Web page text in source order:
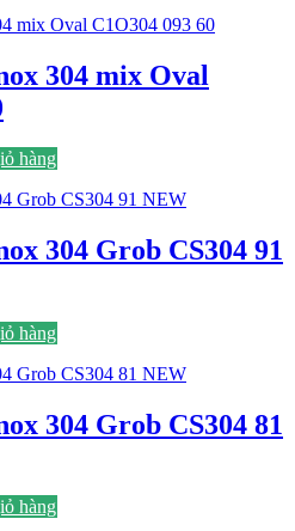
304 mix Oval
hàng
304 Grob CS304 91
hàng
304 Grob CS304 81
hàng